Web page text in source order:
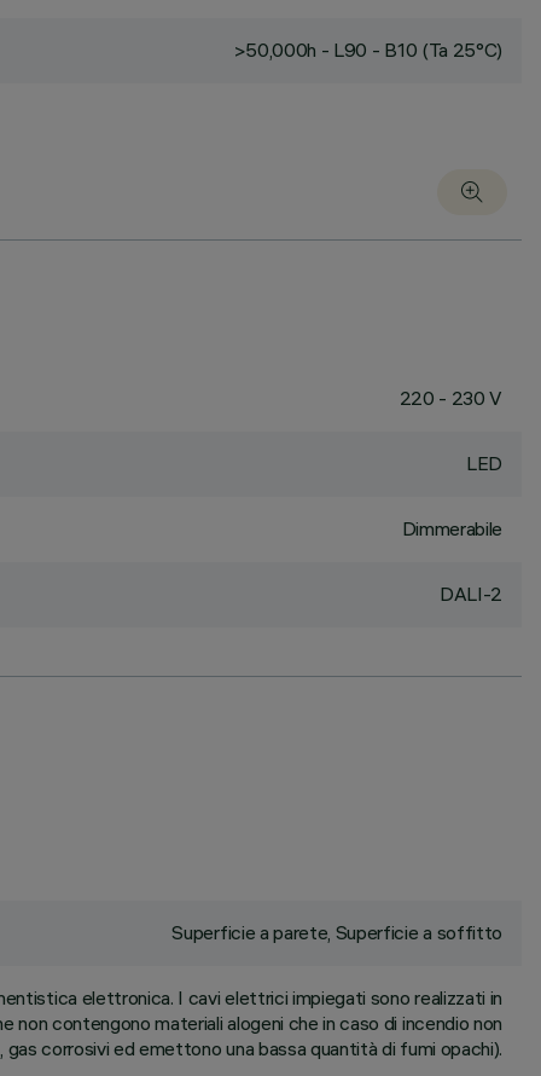
>50,000h - L90 - B10 (Ta 25°C)
220 - 230 V
LED
Dimmerabile
DALI-2
Superficie a parete, Superficie a soffitto
elettronica. I cavi elettrici impiegati sono realizzati in
non contengono materiali alogeni che in caso di incendio non
corrosivi ed emettono una bassa quantità di fumi opachi).